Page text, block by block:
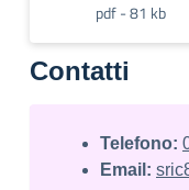
pdf - 81 kb
Contatti
Telefono:
Email: